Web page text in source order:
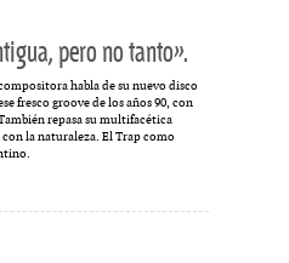
pero no tanto».
habla de su nuevo disco
fresco groove de los años 90, con
repasa su multifacética
la naturaleza. El Trap como